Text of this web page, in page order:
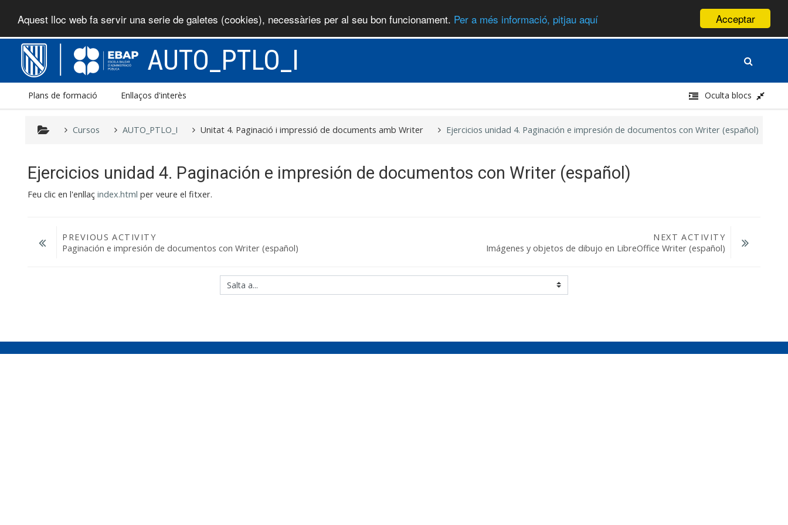
Acceptar
Aquest lloc web fa servir una serie de galetes (cookies), necessàries per al seu bon funcionament. Per a més informació, pitjau aquí
Ves al contingut principal AUTO_PTLO_I
Plans de formació Enllaços d'interès Oculta blocs
Cursos AUTO_PTLO_I Unitat 4. Paginació i impressió de documents amb Writer Ejercicios unidad 4. Paginación e impresión de documentos con Writer (español)
Ejercicios unidad 4. Paginación e impresión de documentos con Writer (español)
Feu clic en l'enllaçindex.html per veure el fitxer.
PREVIOUS ACTIVITY
Paginación e impresión de documentos con Writer (español)
NEXT ACTIVITY
Imágenes y objetos de dibujo en LibreOffice Writer (español)